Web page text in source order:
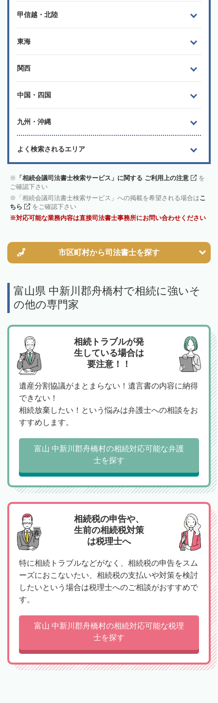
甲信越・北陸
東海
関西
中国・四国
九州・沖縄
よく検索されるエリア
「相続会議司法書士検索サービス」に関する ご利用上の注意
を
ご確認下さい
「相続会議司法書士検索サービス」への掲載を希望される場合はこ
ちら
をご確認下さい
対応可能な業務内容は直接司法書士事務所にお問い合わせください
市区町村から司法書士を探す
富山県 中新川郡舟橋村で相続に強いそ
の他の専門家
相続トラブルが発
生している場合は
要注意！！
遺産分割協議がまとまらない！遺言書の内容に納得
できない！
相続放棄したい！という悩みは弁護士への相談をお
すすめします。
富山 中新川郡舟橋村の相続対応可能な弁護
士を探す
相続税の申告や、
生前の相続税対策
は税理士へ
特に相続トラブルなどがなく、相続税の申告をスム
ーズにおこないたい、相続税の支払いや対策を検討
したいという場合は税理士へのご相談がおすすめで
す。
富山 中新川郡舟橋村の相続対応可能な税理
士を探す